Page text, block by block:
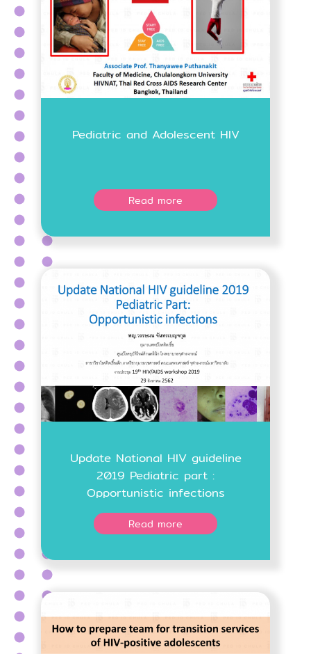
Pediatric and Adolescent HIV
Read more
Update National HIV guideline
2019 Pediatric part :
Opportunistic infections
Read more